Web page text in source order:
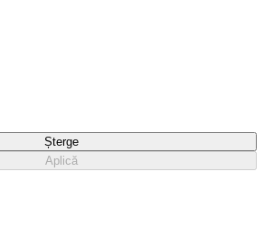
Șterge
Aplică